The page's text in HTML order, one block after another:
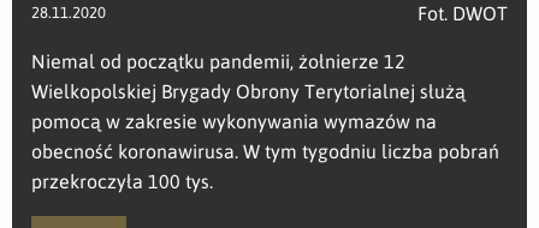
28.11.2020 Fot. DWOT
Niemal od początku pandemii, żołnierze 12
Wielkopolskiej Brygady Obrony Terytorialnej służą
pomocą w zakresie wykonywania wymazów na
obecność koronawirusa. W tym tygodniu liczba pobrań
przekroczyła 100 tys.